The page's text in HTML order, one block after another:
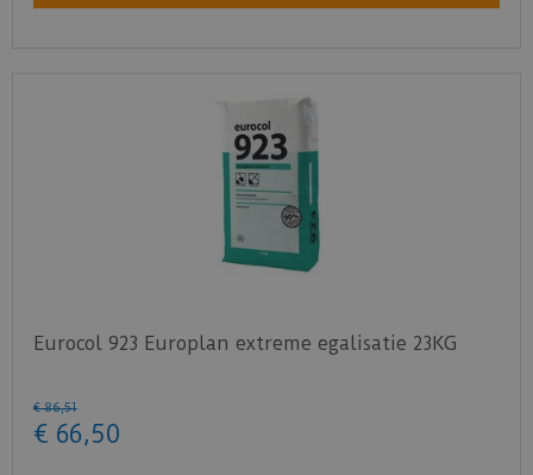
Eurocol 923 Europlan extreme egalisatie 23KG
€ 86,51
€ 66,50